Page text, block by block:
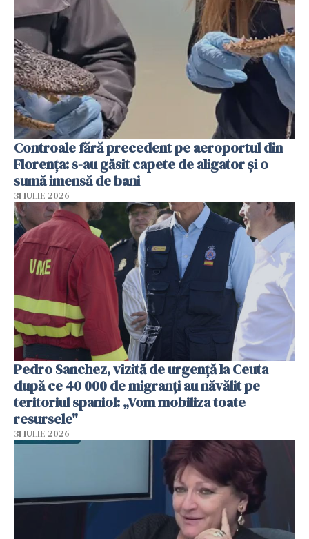
Controale fără precedent pe aeroportul din
Florența: s-au găsit capete de aligator și o
sumă imensă de bani
31 IULIE 2026
Pedro Sanchez, vizită de urgență la Ceuta
după ce 40 000 de migranți au năvălit pe
teritoriul spaniol: „Vom mobiliza toate
resursele"
31 IULIE 2026